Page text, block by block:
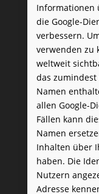
Informationen
die Google-
verbessern.
verwenden zu
weltweit
das
Namen
allen Google-
Fällen kann
Namen
Inhalten über
haben. Die
Nutzern
Adresse